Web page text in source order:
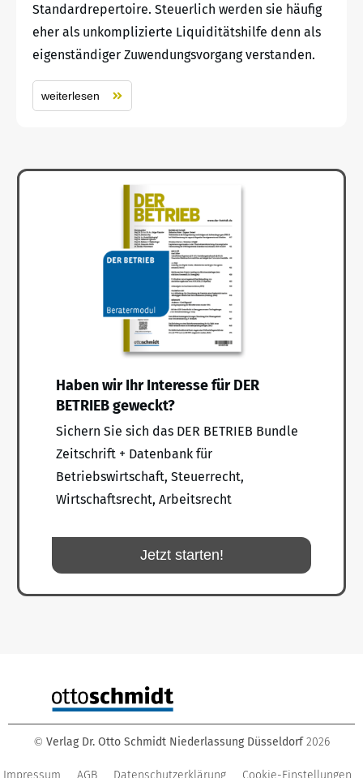
Standardrepertoire. Steuerlich werden sie häufig
eher als unkomplizierte Liquiditätshilfe denn als
eigenständiger Zuwendungsvorgang verstanden.
weiterlesen
Haben wir Ihr Interesse für DER
BETRIEB geweckt?
Sichern Sie sich das DER BETRIEB Bundle
Zeitschrift + Datenbank für
Betriebswirtschaft, Steuerrecht,
Wirtschaftsrecht, Arbeitsrecht
Jetzt starten!
© Verlag Dr. Otto Schmidt Niederlassung Düsseldorf 2026